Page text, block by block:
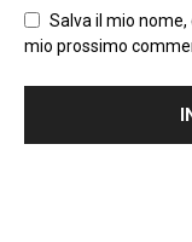
Salva il mio
mio prossimo